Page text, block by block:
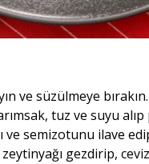
ve süzülmeye
tuz ve suyu
semizotunu ilave
gezdirip,